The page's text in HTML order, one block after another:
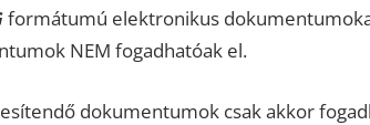
formátumú elektronikus
NEM fogadhatóak el.
dokumentumok csak akkor